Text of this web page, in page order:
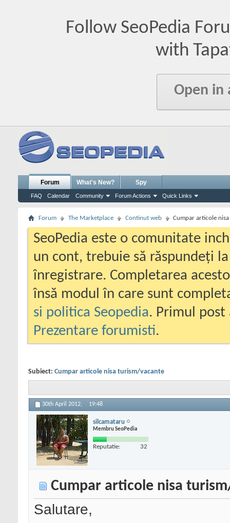
Follow SeoPedia
with
Open in
Forum
FAQ Calendar Community Forum Actions Quick Links
What's New? Spy
Forum The Marketplace Continut web Cumpar articole
SeoPedia este o comunitate
un cont, trebuie să răspundeți
înregistrare. Completarea
însă modul în care sunt
si politica Seopedia. Primul
Prezentare forumisti.
Subiect: Cumpar articole nisa turism/vacante
30th April 2012, 19:48
silcamataru
Membru SeoPedia
Reputatie: 32
Cumpar articole nisa
Salutare,